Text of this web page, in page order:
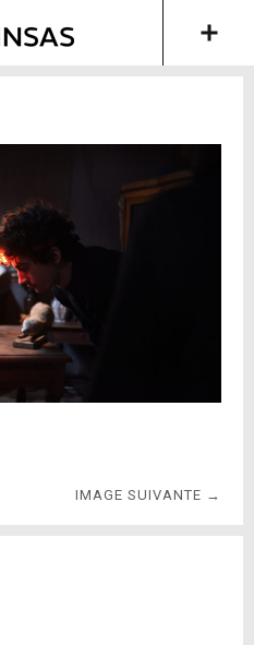
IMAGE SUIVANTE →